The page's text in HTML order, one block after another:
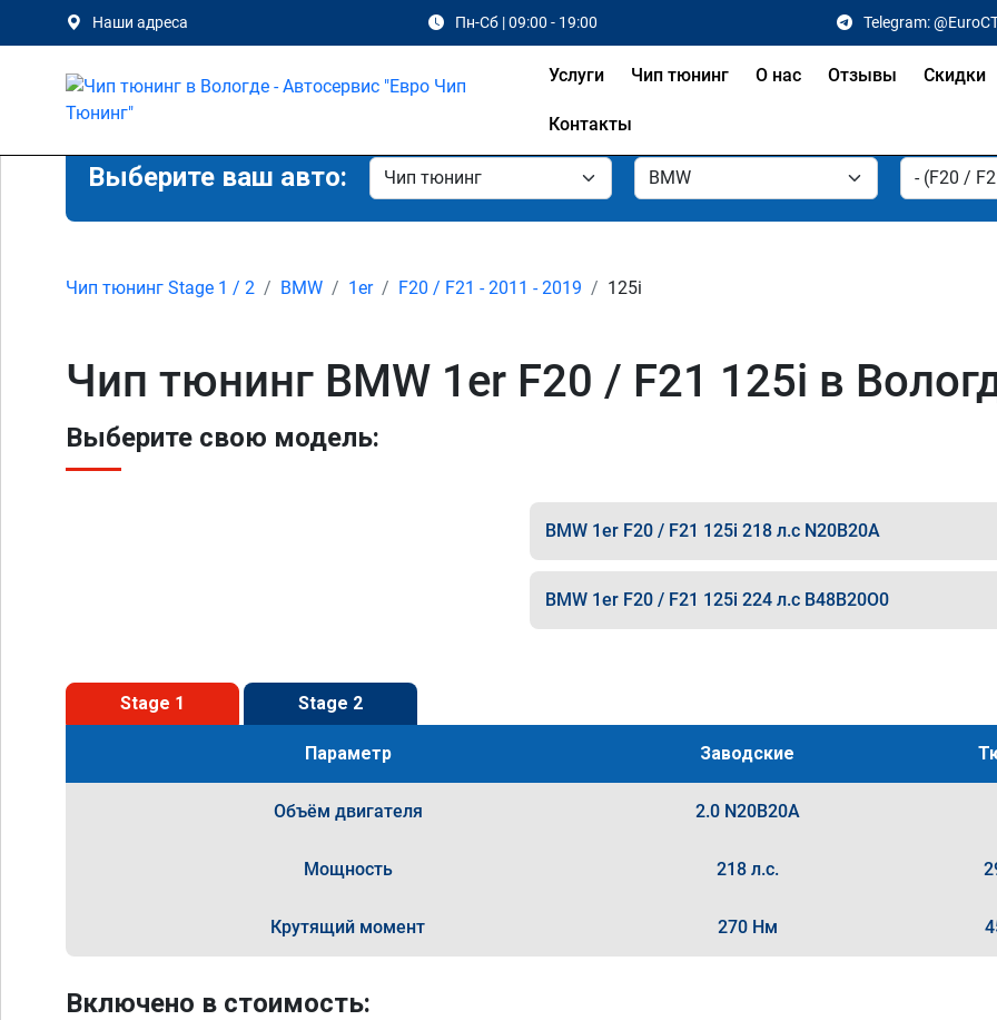
Наши адреса Пн-Сб | 09:00 - 19:00 Telegram:
Услуги Чип тюнинг О нас Отзывы Скидки
Контакты
Выберите ваш авто:
Чип тюнинг Stage 1 / 2 BMW 1er F20 / F21 - 2011 - 2019 125i
Чип тюнинг BMW 1er F20 / F21 125i в
Выберите свою модель:
BMW 1er F20 / F21 125i 218 л.с N20B20A
BMW 1er F20 / F21 125i 224 л.с B48B20O0
Stage 1 Stage 2
Параметр Заводские
Объём двигателя 2.0 N20B20A
Мощность 218 л.с.
Крутящий момент 270 Нм
Включено в стоимость: